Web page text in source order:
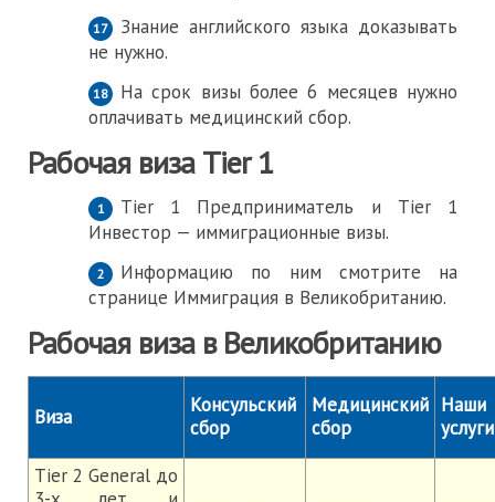
Знание английского языка доказывать
не нужно.
На срок визы более 6 месяцев нужно
оплачивать медицинский сбор.
Рабочая виза Tier 1
Tier 1 Предприниматель и Tier 1
Инвестор — иммиграционные визы.
Информацию по ним смотрите на
странице Иммиграция в Великобританию.
Рабочая виза в Великобританию
Виза
Консульский
сбор
Медицинский
сбор
Наши
услуги
Tier 2 General до